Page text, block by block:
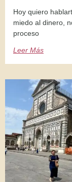
Hoy quiero
miedo al dinero,
proceso
Leer Más